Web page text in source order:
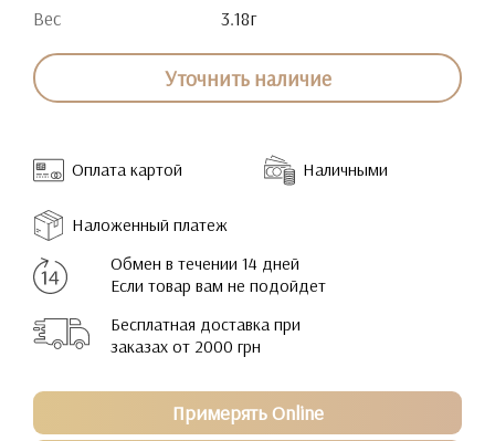
Вес
3.18г
Уточнить наличие
Оплата картой Наличными
Наложенный платеж
Обмен в течении 14 дней
Если товар вам не подойдет
Бесплатная доставка при
заказах от 2000 грн
Примерять Online